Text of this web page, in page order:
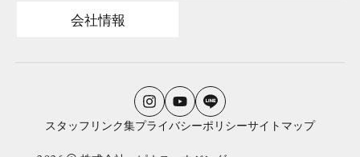
会社情報
スタッフ リンク集プライバシーポリシーサイトマップ